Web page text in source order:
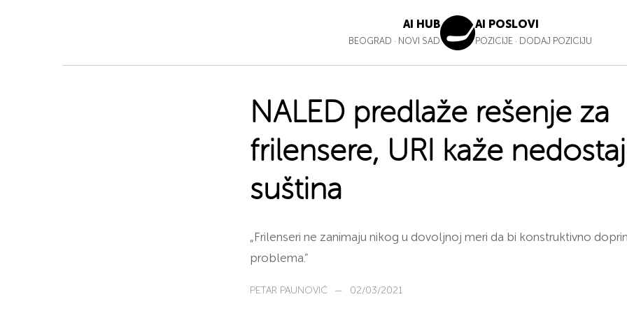
AI HUB
BEOGRAD · NOVI SAD
AI POSLOVI
POZICIJE · DODAJ POZICIJU
NALED predlaže rešenje za
frilensere, URI kaže
suština
„Frilenseri ne zanimaju nikog u dovoljnoj meri da bi konstruktivno
problema.”
PETAR PAUNOVIĆ — 02/03/2021